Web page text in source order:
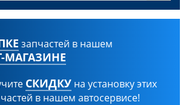
запчастей в нашем
МАГАЗИНЕ
СКИДКУ на установку этих
в нашем автосервисе!